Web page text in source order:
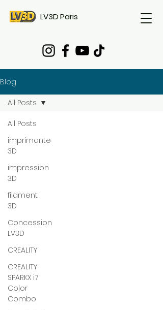
LV3D Paris
Blog
All Posts
imprimante
3D
impression
3D
filament
3D
Concession
LV3D
CREALITY
CREALITY
SPARKX i7
Color
Combo
All Posts